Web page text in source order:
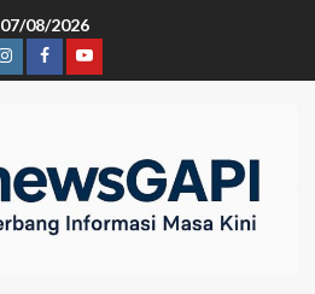
07/08/2026